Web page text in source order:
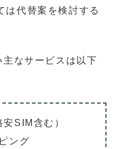
は代替案を検討する
なサービスは以下
SIM含む）
ング